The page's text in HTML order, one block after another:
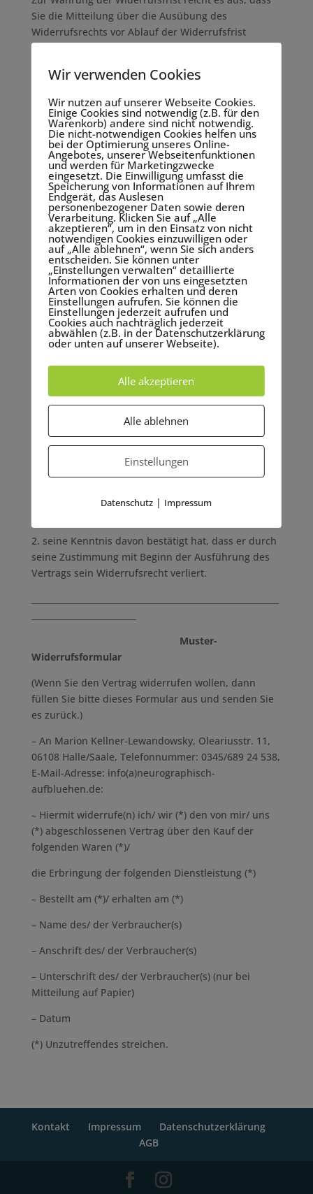
Sie die Mitteilung über die Ausübung des
Widerrufsrechts vor Ablauf der Widerrufsfrist
absenden.
Folgen des Widerrufs
Wenn Sie diesen Vertrag widerrufen, haben wir
Ihnen alle Zahlungen, die wir von Ihnen erhalten
haben, einschließlich der Lieferkosten (mit
Ausnahme der zusätzlichen Kosten, die sich daraus
ergeben, dass Sie eine andere Art der Lieferung als
die von uns angebotene, günstigste
Standardlieferung gewählt haben), unverzüglich und
spätestens binnen vierzehn Tagen ab dem Tag
zurückzuzahlen, an dem die Mitteilung über Ihren
Widerruf dieses Vertrags bei uns eingegangen ist.
Für diese Rückzahlung verwenden wir dasselbe
Zahlungsmittel, das Sie bei der ursprünglichen
Transaktion eingesetzt haben, es sei denn, mit Ihnen
wurde ausdrücklich etwas anderes vereinbart; in
keinem Fall werden Ihnen wegen dieser
Rückzahlung Entgelte berechnet.
Erlöschensgründe
Das Widerrufsrecht erlischt bei einem Vertrag über
die Lieferung von nicht auf einem körperlichen
Datenträger befindlichen digitalen Inhalten, wenn
der Unternehmer mit der Ausführung des Vertrags
begonnen hat, nachdem der Verbraucher
Unternehmer mit der Ausführung des Vertrags vor
2. seine Kenntnis davon bestätigt hat, dass er durch
seine Zustimmung mit Beginn der Ausführung des
Vertrags sein Widerrufsrecht verliert.
Muster-
Widerrufsformular
(Wenn Sie den Vertrag widerrufen wollen, dann
füllen Sie bitte dieses Formular aus und senden Sie
es zurück.)
– An Marion Kellner-Lewandowsky, Oleariusstr. 11,
06108 Halle/Saale, Telefonnummer: 0345/689 24 538,
E-Mail-Adresse: info(a)neurographisch-
aufbluehen.de:
– Hiermit widerrufe(n) ich/ wir (*) den von mir/ uns
(*) abgeschlossenen Vertrag über den Kauf der
folgenden Waren (*)/
die Erbringung der folgenden Dienstleistung (*)
– Bestellt am (*)/ erhalten am (*)
– Name des/ der Verbraucher(s)
– Anschrift des/ der Verbraucher(s)
– Unterschrift des/ der Verbraucher(s) (nur bei
Mitteilung auf Papier)
– Datum
(*) Unzutreffendes streichen.
Kontakt Impressum
Datenschutzerklärung
AGB
Wir verwenden Cookies
Wir nutzen auf unserer Webseite Cookies.
Einige Cookies sind notwendig (z.B. für den
Warenkorb) andere sind nicht notwendig.
Die nicht-notwendigen Cookies helfen uns
bei der Optimierung unseres Online-
Angebotes, unserer Webseitenfunktionen
und werden für Marketingzwecke
eingesetzt. Die Einwilligung umfasst die
Speicherung von Informationen auf Ihrem
Endgerät, das Auslesen
personenbezogener Daten sowie deren
Verarbeitung. Klicken Sie auf „Alle
akzeptieren“, um in den Einsatz von nicht
notwendigen Cookies einzuwilligen oder
auf „Alle ablehnen“, wenn Sie sich anders
entscheiden. Sie können unter
„Einstellungen verwalten“ detaillierte
Informationen der von uns eingesetzten
Arten von Cookies erhalten und deren
Einstellungen aufrufen. Sie können die
Einstellungen jederzeit aufrufen und
Cookies auch nachträglich jederzeit
abwählen (z.B. in der Datenschutzerklärung
oder unten auf unserer Webseite).
Alle akzeptieren
Alle ablehnen
Einstellungen
Datenschutz | Impressum